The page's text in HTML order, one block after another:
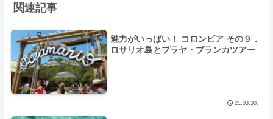
関連記事
魅力がいっぱい！ コロンビア その９．
ロサリオ島とプラヤ・ブランカツアー
21.03.30.